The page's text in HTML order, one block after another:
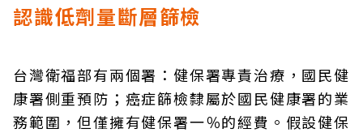
認識低劑量斷層篩檢
台灣衛福部有兩個署：健保署專責治療，國民健
康署側重預防；癌症篩檢隸屬於國民健康署的業
務範圍，但僅擁有健保署一％的經費。假設健保